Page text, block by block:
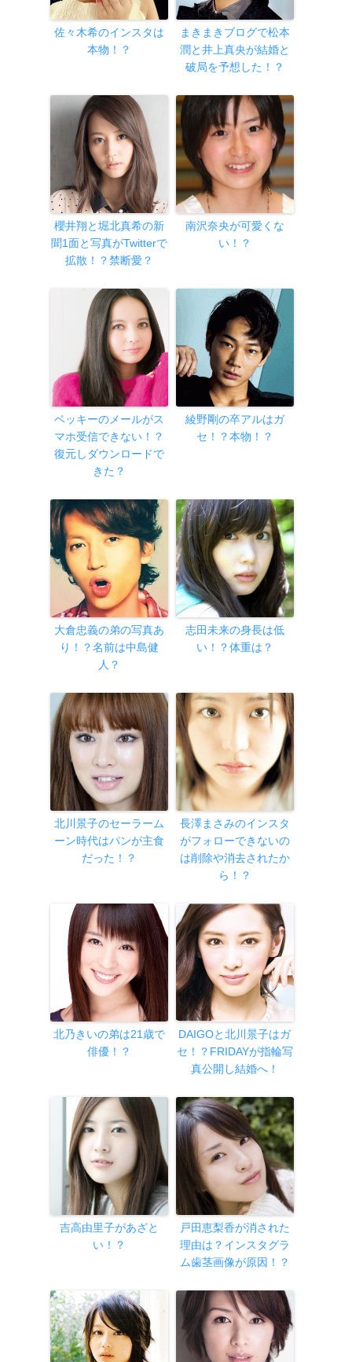
佐々木希のインスタは
本物！？
まきまきブログで松本
潤と井上真央が結婚と
破局を予想した！？
櫻井翔と堀北真希の新
聞1面と写真がTwitterで
拡散！？禁断愛？
南沢奈央が可愛くな
い！？
ベッキーのメールがス
マホ受信できない！？
復元しダウンロードで
きた？
綾野剛の卒アルはガ
セ！？本物！？
大倉忠義の弟の写真あ
り！？名前は中島健
人？
志田未来の身長は低
い！？体重は？
北川景子のセーラーム
ーン時代はパンが主食
だった！？
長澤まさみのインスタ
がフォローできないの
は削除や消去されたか
ら！？
北乃きいの弟は21歳で
俳優！？
DAIGOと北川景子はガ
セ！？FRIDAYが指輪写
真公開し結婚へ！
吉高由里子があざと
い！？
戸田恵梨香が消された
理由は？インスタグラ
ム歯茎画像が原因！？